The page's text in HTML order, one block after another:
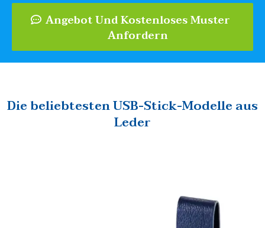
Angebot Und Kostenloses Muster
Anfordern
Die beliebtesten USB-Stick-Modelle aus
Leder